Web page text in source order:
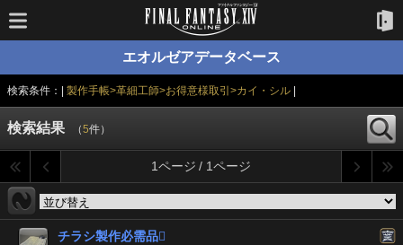
エオルゼアデータベース
検索条件：| 製作手帳>革細工師>お得意様取引>カイ・シル|
検索結果 （5件）
1ページ / 1ページ
チラシ製作必需品